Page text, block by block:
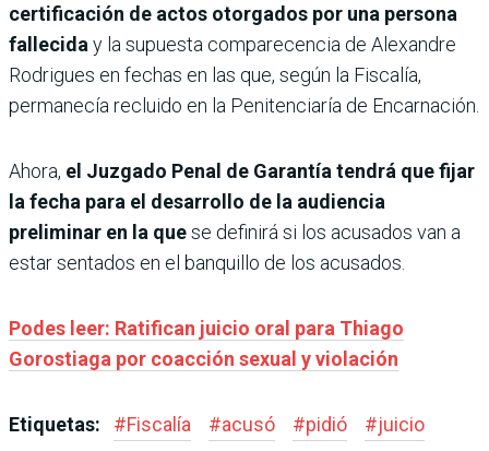
certificación de actos otorgados por una persona
fallecida y la supuesta comparecencia de Alexandre
Rodrigues en fechas en las que, según la Fiscalía,
permanecía recluido en la Penitenciaría de Encarnación.
Ahora, el Juzgado Penal de Garantía tendrá que fijar
la fecha para el desarrollo de la audiencia
preliminar en la quese definirá si los acusados van a
estar sentados en el banquillo de los acusados.
Podes leer: Ratifican juicio oral para Thiago
Gorostiaga por coacción sexual y violación
Etiquetas: #Fiscalía #acusó #pidió #juicio